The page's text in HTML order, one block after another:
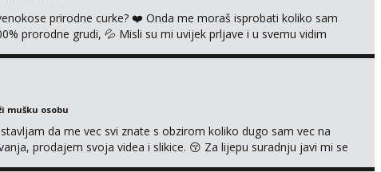
prirodne curke? ❤️ Onda me moraš isprobati koliko sam
prorodne grudi, 💦 Misli su mi uvijek prljave i u svemu vidim
mušku osobu
da me vec svi znate s obzirom koliko dugo sam vec na
prodajem svoja videa i slikice. 😚 Za lijepu suradnju javi mi se